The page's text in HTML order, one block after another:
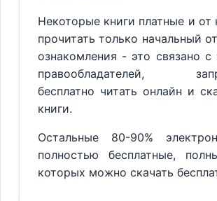
Некоторые книги платные и
прочитать только начальный
ознакомления - это связано с
правообладателей,
бесплатно читать онлайн и
книги.
Остальные 80-90%
полностью бесплатные,
которых можно скачать